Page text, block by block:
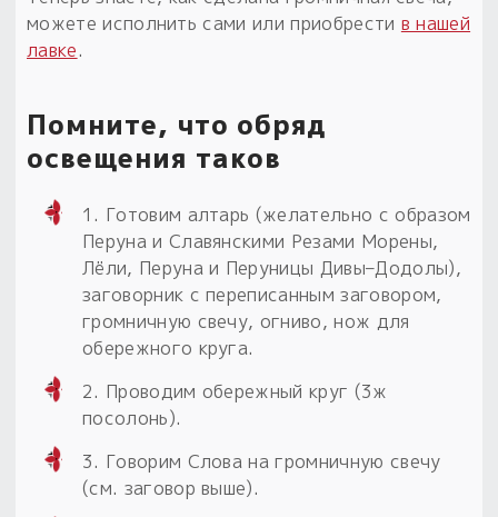
можете исполнить сами или приобрести в нашей
лавке.
Помните, что обряд
освещения таков
1. Готовим алтарь (желательно с образом
Перуна и Славянскими Резами Морены,
Лёли, Перуна и Перуницы Дивы–Додолы),
заговорник с переписанным заговором,
громничную свечу, огниво, нож для
обережного круга.
2. Проводим обережный круг (3ж
посолонь).
3. Говорим Слова на громничную свечу
(см. заговор выше).